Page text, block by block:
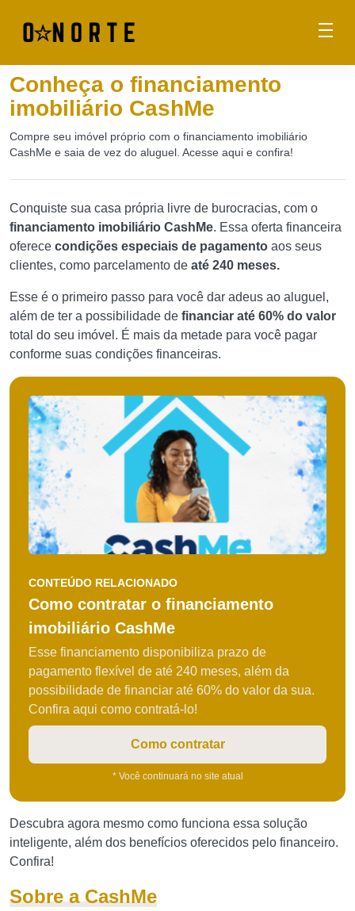
Conheça o financiamento
imobiliário CashMe
Compre seu imóvel próprio com o financiamento imobiliário
CashMe e saia de vez do aluguel. Acesse aqui e confira!
Conquiste sua casa própria livre de burocracias, com o
financiamento imobiliário CashMe. Essa oferta financeira
oferece condições especiais de pagamento aos seus
clientes, como parcelamento de até 240 meses.
Esse é o primeiro passo para você dar adeus ao aluguel,
além de ter a possibilidade de financiar até 60% do valor
total do seu imóvel. É mais da metade para você pagar
conforme suas condições financeiras.
CONTEÚDO RELACIONADO
Como contratar o financiamento
imobiliário CashMe
Esse financiamento disponibiliza prazo de
pagamento flexível de até 240 meses, além da
possibilidade de financiar até 60% do valor da sua.
Confira aqui como contratá-lo!
Como contratar
* Você continuará no site atual
Descubra agora mesmo como funciona essa solução
inteligente, além dos benefícios oferecidos pelo financeiro.
Confira!
Sobre a CashMe